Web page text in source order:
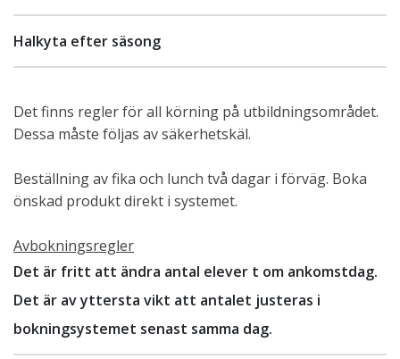
Halkyta efter säsong
Det finns regler för all körning på utbildningsområdet.
Dessa måste följas av säkerhetskäl.
Beställning av fika och lunch två dagar i förväg. Boka
önskad produkt direkt i systemet.
Avbokningsregler
Det är fritt att ändra antal elever t om ankomstdag.
Det är av yttersta vikt att antalet justeras i
bokningsystemet senast samma dag.